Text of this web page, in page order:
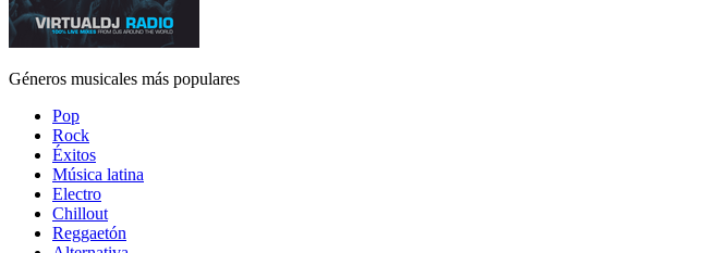
Géneros musicales más populares
Pop
Rock
Éxitos
Música latina
Electro
Chillout
Reggaetón